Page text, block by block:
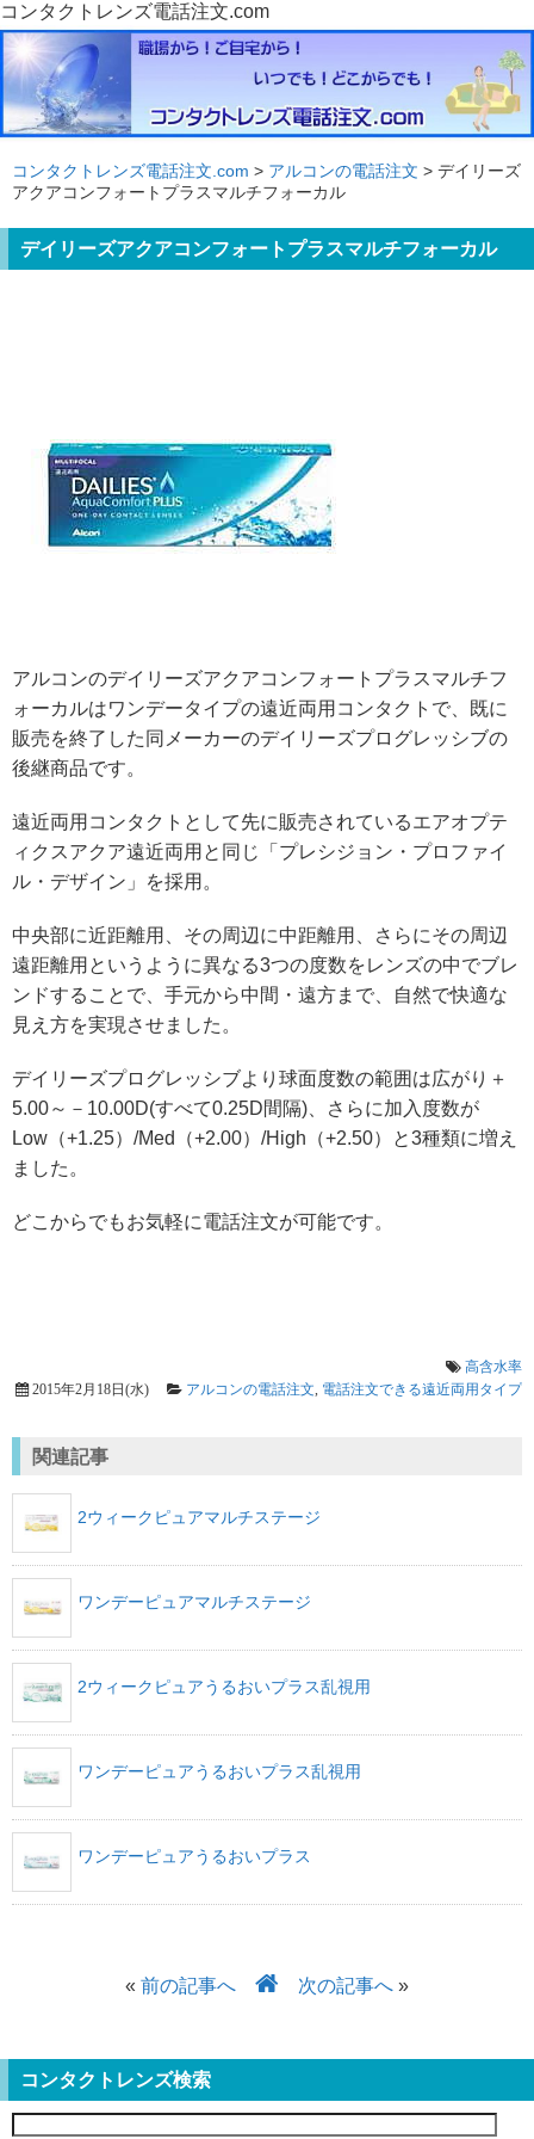
コンタクトレンズ電話注文.com
コンタクトレンズ電話注文.com > アルコンの電話注文 > デイリーズ
アクアコンフォートプラスマルチフォーカル
デイリーズアクアコンフォートプラスマルチフォーカル
アルコンのデイリーズアクアコンフォートプラスマルチフ
ォーカルはワンデータイプの遠近両用コンタクトで、既に
販売を終了した同メーカーのデイリーズプログレッシブの
後継商品です。
遠近両用コンタクトとして先に販売されているエアオプテ
ィクスアクア遠近両用と同じ「プレシジョン・プロファイ
ル・デザイン」を採用。
中央部に近距離用、その周辺に中距離用、さらにその周辺
遠距離用というように異なる3つの度数をレンズの中でブレ
ンドすることで、手元から中間・遠方まで、自然で快適な
見え方を実現させました。
デイリーズプログレッシブより球面度数の範囲は広がり＋
5.00～－10.00D(すべて0.25D間隔)、さらに加入度数が
Low（+1.25）/Med（+2.00）/High（+2.50）と3種類に増え
ました。
どこからでもお気軽に電話注文が可能です。
高含水率
2015年2月18日(水)
アルコンの電話注文 電話注文できる遠近両用タイプ
関連記事
2ウィークピュアマルチステージ
ワンデーピュアマルチステージ
2ウィークピュアうるおいプラス乱視用
ワンデーピュアうるおいプラス乱視用
ワンデーピュアうるおいプラス
« 前の記事へ 次の記事へ »
コンタクトレンズ検索
検